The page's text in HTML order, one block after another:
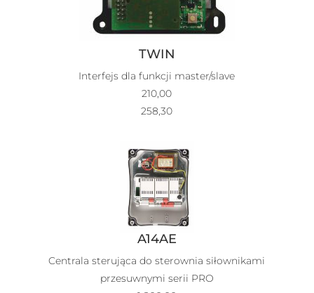
TWIN
Interfejs dla funkcji master/slave
210,00
258,30
A14AE
Centrala sterująca do sterownia siłownikami
przesuwnymi serii PRO